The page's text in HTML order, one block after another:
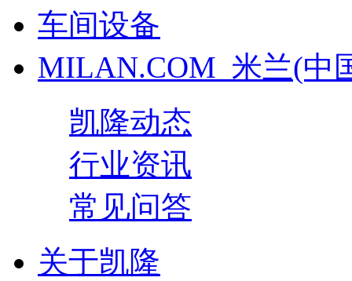
车间设备
MILAN.COM_米兰(中
凯隆动态
行业资讯
常见问答
关于凯隆